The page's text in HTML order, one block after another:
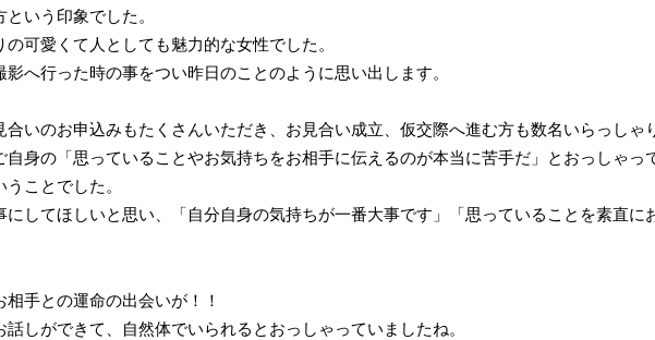
いう印象でした。
可愛くて人としても魅力的な女性でした。
へ行った時の事をつい昨日のことのように思い出します。
いのお申込みもたくさんいただき、お見合い成立、仮交際へ進む方も数名いらっしゃ
自身の「思っていることやお気持ちをお相手に伝えるのが本当に苦手だ」とおっしゃ
ことでした。
してほしいと思い、「自分自身の気持ちが一番大事です」「思っていることを素直に
手との運命の出会いが！！
しができて、自然体でいられるとおっしゃっていましたね。